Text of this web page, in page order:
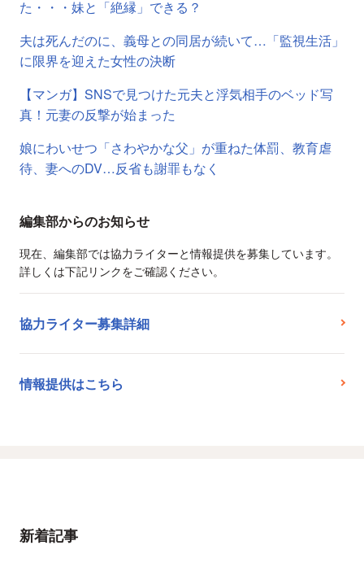
た・・・妹と「絶縁」できる？
夫は死んだのに、義母との同居が続いて…「監視生活」
に限界を迎えた女性の決断
【マンガ】SNSで見つけた元夫と浮気相手のベッド写
真！元妻の反撃が始まった
娘にわいせつ「さわやかな父」が重ねた体罰、教育虐
待、妻へのDV…反省も謝罪もなく
編集部からのお知らせ
現在、編集部では協力ライターと情報提供を募集しています。
詳しくは下記リンクをご確認ください。
協力ライター募集詳細
情報提供はこちら
新着記事